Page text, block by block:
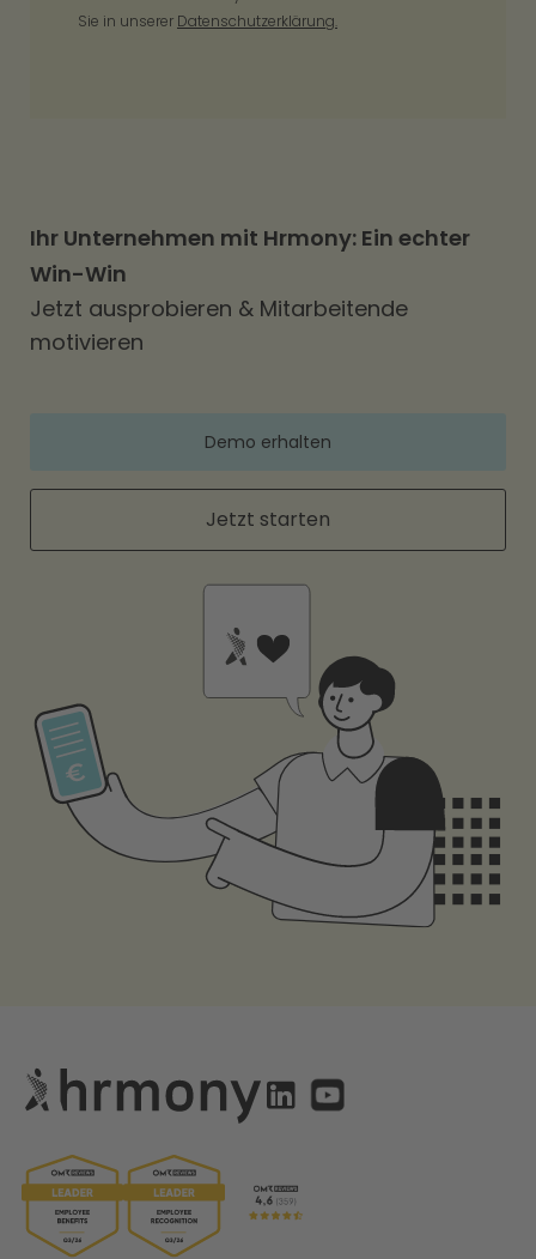
Sie in unserer Datenschutzerklärung.
Ihr Unternehmen mit Hrmony: Ein echter
Win-Win
Jetzt ausprobieren & Mitarbeitende
motivieren
Demo erhalten
Jetzt starten